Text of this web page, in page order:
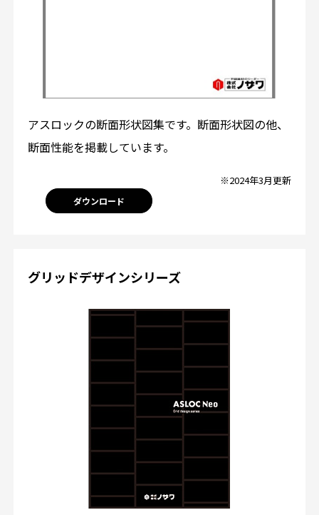
アスロックの断面形状図集です。断面形状図の他、
断面性能を掲載しています。
※2024年3月更新
ダウンロード
グリッドデザインシリーズ